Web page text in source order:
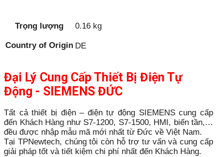
Trọng lượng 0.16 kg
Country of Origin DE
Đại Lý Cung Cấp Thiết Bị Điện Tự
Động - SIEMENS ĐỨC
Tất cả thiết bị điện – điện tự động SIEMENS cung cấp
đến Khách Hàng như S7-1200, S7-1500, HMI, biến tần,…
đều được nhập mẫu mã mới nhất từ Đức về Việt Nam.
Tại TPNewtech, chúng tôi còn hỗ trợ tư vấn và cung cấp
giải pháp tốt và tiết kiệm chi phí nhất đến Khách Hàng.